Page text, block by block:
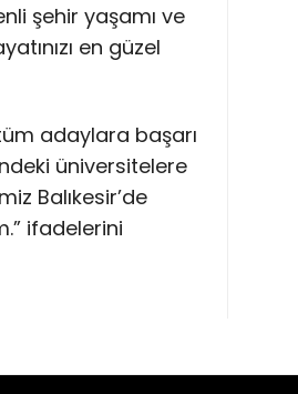
şehir yaşamı ve
en güzel
adaylara başarı
üniversitelere
Balıkesir’de
ifadelerini